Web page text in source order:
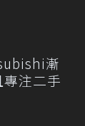
漸
注二手